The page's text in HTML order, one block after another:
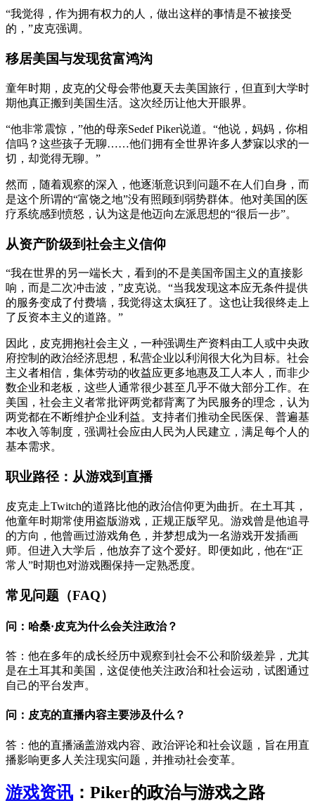
“我觉得，作为拥有权力的人，做出这样的事情是不被接受
的，”皮克强调。
移居美国与发现贫富鸿沟
童年时期，皮克的父母会带他夏天去美国旅行，但直到大学时
期他真正搬到美国生活。这次经历让他大开眼界。
“他非常震惊，”他的母亲Sedef Piker说道。“他说，妈妈，你相
信吗？这些孩子无聊……他们拥有全世界许多人梦寐以求的一
切，却觉得无聊。”
然而，随着观察的深入，他逐渐意识到问题不在人们自身，而
是这个所谓的“富饶之地”没有照顾到弱势群体。他对美国的医
疗系统感到愤怒，认为这是他迈向左派思想的“很后一步”。
从资产阶级到社会主义信仰
“我在世界的另一端长大，看到的不是美国帝国主义的直接影
响，而是二次冲击波，”皮克说。“当我发现这本应无条件提供
的服务变成了付费墙，我觉得这太疯狂了。这也让我很终走上
了反资本主义的道路。”
因此，皮克拥抱社会主义，一种强调生产资料由工人或中央政
府控制的政治经济思想，私营企业以利润很大化为目标。社会
主义者相信，集体劳动的收益应更多地惠及工人本人，而非少
数企业和老板，这些人通常很少甚至几乎不做大部分工作。在
美国，社会主义者常批评两党都背离了为民服务的理念，认为
两党都在不断维护企业利益。支持者们推动全民医保、普遍基
本收入等制度，强调社会应由人民为人民建立，满足每个人的
基本需求。
职业路径：从游戏到直播
皮克走上Twitch的道路比他的政治信仰更为曲折。在土耳其，
他童年时期常使用盗版游戏，正规正版罕见。游戏曾是他追寻
的方向，他曾画过游戏角色，并梦想成为一名游戏开发插画
师。但进入大学后，他放弃了这个爱好。即便如此，他在“正
常人”时期也对游戏圈保持一定熟悉度。
常见问题（FAQ）
问：哈桑·皮克为什么会关注政治？
答：他在多年的成长经历中观察到社会不公和阶级差异，尤其
是在土耳其和美国，这促使他关注政治和社会运动，试图通过
自己的平台发声。
问：皮克的直播内容主要涉及什么？
答：他的直播涵盖游戏内容、政治评论和社会议题，旨在用直
播影响更多人关注现实问题，并推动社会变革。
游戏资讯 ：Piker的政治与游戏之路